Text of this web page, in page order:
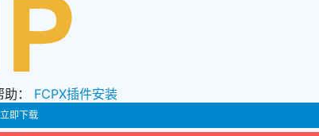
： FCPX插件安装
立即下载